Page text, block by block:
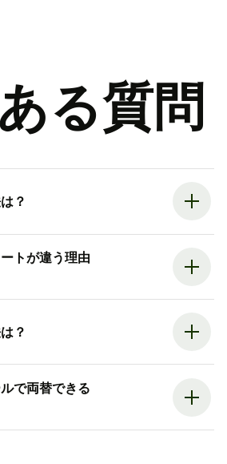
る質問
？
トが違う理由
？
で両替できる